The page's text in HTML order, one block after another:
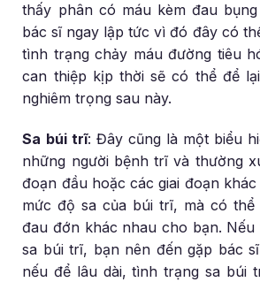
thấy phân có máu kèm đau
bác sĩ ngay lập tức vì đó đây có
tình trạng chảy máu đường tiêu
can thiệp kịp thời sẽ có thể để
nghiêm trọng sau này.
Sa búi trĩ: Đây cũng là một biểu
những người bệnh trĩ và thường
đoạn đầu hoặc các giai đoạn
mức độ sa của búi trĩ, mà có
đau đớn khác nhau cho bạn. Nếu
sa búi trĩ, bạn nên đến gặp bác
nếu để lâu dài, tình trạng sa búi